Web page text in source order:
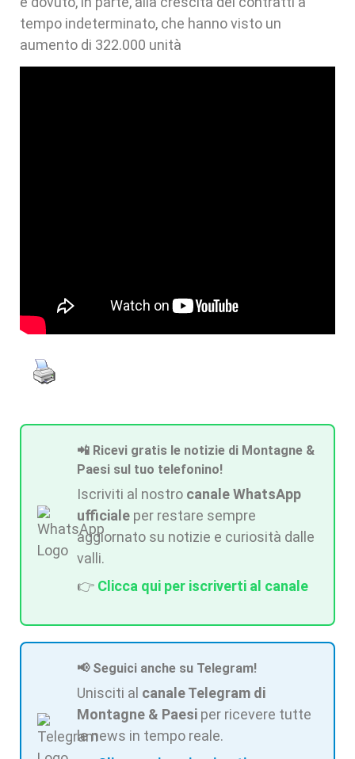
tempo indeterminato, che hanno visto un
aumento di 322.000 unità
📲 Ricevi gratis le notizie di Montagne &
Paesi sul tuo telefonino!
Iscriviti al nostro canale WhatsApp
ufficiale per restare sempre
aggiornato su notizie e curiosità dalle
valli.
👉 Clicca qui per iscriverti al canale
📢 Seguici anche su Telegram!
Unisciti al canale Telegram di
Montagne & Paesi per ricevere tutte
le news in tempo reale.